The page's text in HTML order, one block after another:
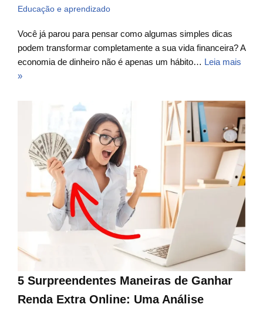
Educação e aprendizado
Você já parou para pensar como algumas simples dicas
podem transformar completamente a sua vida financeira? A
economia de dinheiro não é apenas um hábito… Leia mais
»
5 Surpreendentes Maneiras de Ganhar
Renda Extra Online: Uma Análise